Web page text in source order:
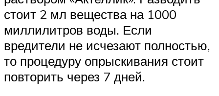
стоит 2 мл вещества на 1000
миллилитров воды. Если
вредители не исчезают полностью,
то процедуру опрыскивания стоит
повторить через 7 дней.